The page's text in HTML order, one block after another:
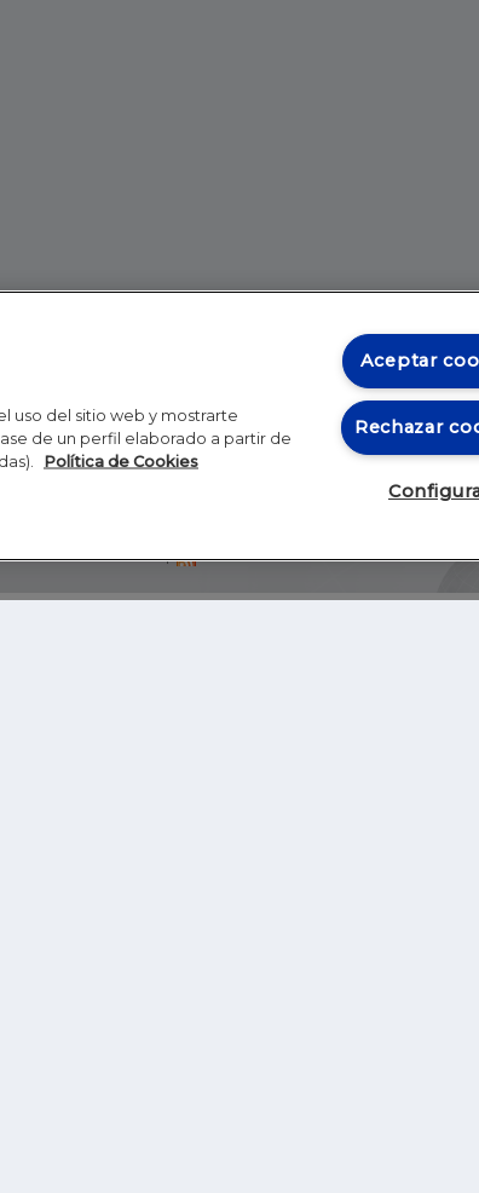
Inicio RSS
uso del sitio web y mostrarte
de un perfil elaborado a partir de
Política de Cookies
Aceptar
Rechazar